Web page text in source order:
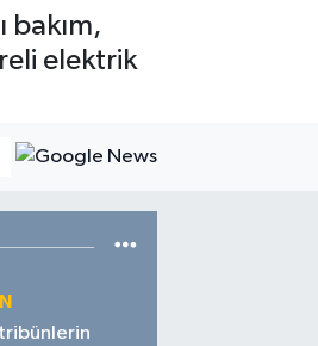
bakım,
elektrik
tribünlerin